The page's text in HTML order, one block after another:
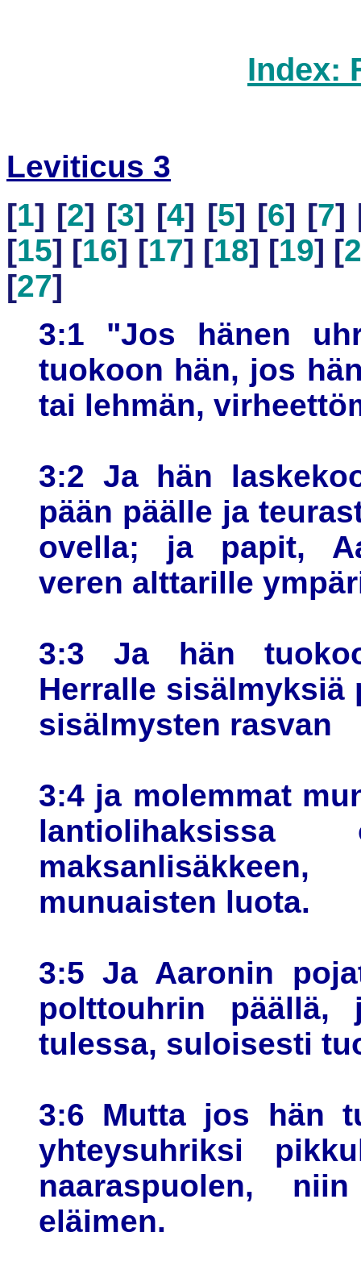
Index:
Leviticus 3
[1] [2] [3] [4] [5] [6] [7]
[15] [16] [17] [18] [19] [
[27]
3:1 "Jos hänen
tuokoon hän, jos
tai lehmän,
3:2 Ja hän
pään päälle ja
ovella; ja papit,
veren alttarille
3:3 Ja hän
Herralle sisälmyksiä
sisälmysten rasvan
3:4 ja molemmat
munuaisten luota.
3:5 Ja Aaronin
polttouhrin päällä,
tulessa, suloisesti
3:6 Mutta jos hän
yhteysuhriksi
naaraspuolen,
eläimen.